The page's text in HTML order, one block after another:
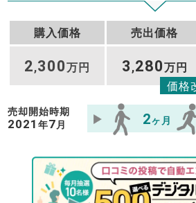
購入価格 売出価格
2,300万円 3 ,280万円
価格
売却開始時期
2021年7 月 2ヶ月